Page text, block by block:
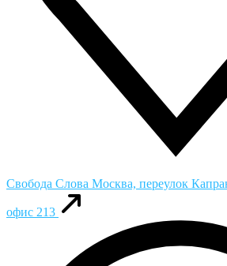
Свобода Слова Москва, переулок
офис 213